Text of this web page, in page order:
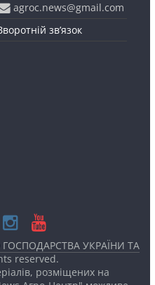
agroc.news@gmail.com
зв’язок
УКРАЇНИ ТА
reserved.
розміщених на